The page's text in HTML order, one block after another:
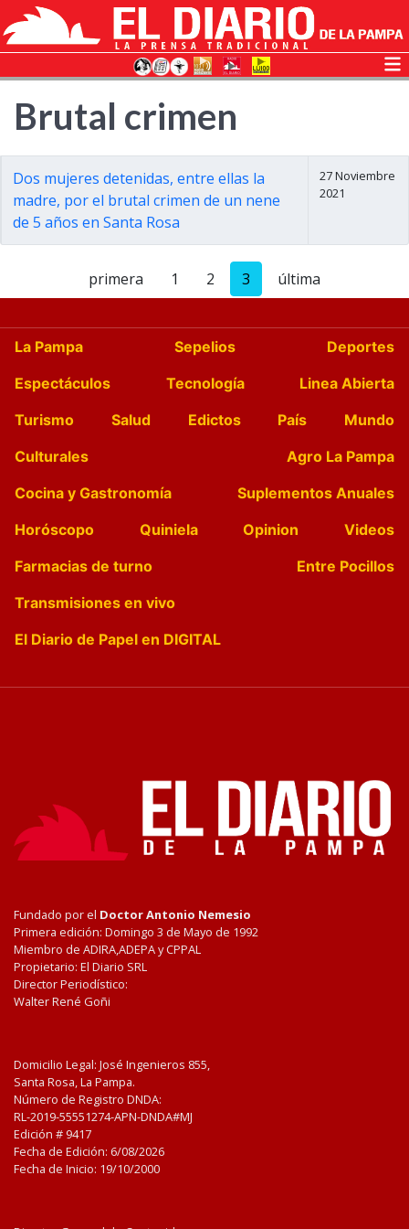
Brutal crimen
Dos mujeres detenidas, entre ellas la
madre, por el brutal crimen de un nene
de 5 años en Santa Rosa
27 Noviembre
2021
primera 1 2 3 última
La Pampa Sepelios
Deportes
Espectáculos
Tecnología
Linea Abierta
Turismo
Salud Edictos País
Mundo
Culturales
Agro La Pampa
Cocina y Gastronomía
Suplementos Anuales
Horóscopo
Quiniela Opinion
Videos
Farmacias de turno
Entre Pocillos
Transmisiones en vivo
El Diario de Papel en DIGITAL
Fundado por el Doctor Antonio Nemesio
Primera edición: Domingo 3 de Mayo de 1992
Miembro de ADIRA,ADEPA y CPPAL
Propietario: El Diario SRL
Director Periodístico:
Walter René Goñi
Domicilio Legal: José Ingenieros 855,
Santa Rosa, La Pampa.
Número de Registro DNDA:
RL-2019-55551274-APN-DNDA#MJ
Edición # 9417
Fecha de Edición: 6/08/2026
Fecha de Inicio: 19/10/2000